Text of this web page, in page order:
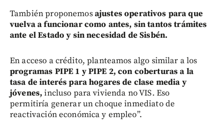
También proponemosajustes operativos para que
vuelva a funcionar como antes, sin tantos trámites
ante el Estado y sin necesidad de Sisbén.
En acceso a crédito, planteamos algo similar a los
programas PIPE 1 y PIPE 2, con coberturas a la
tasa de interés para hogares de clase media y
jóvenes, incluso para vivienda no VIS. Eso
permitiría generar un choque inmediato de
reactivación económica y empleo”.